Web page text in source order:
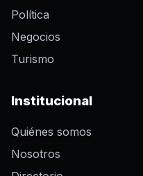
Política
Negocios
Turismo
Institucional
Quiénes somos
Nosotros